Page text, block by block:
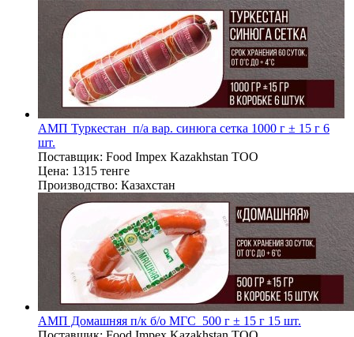
АМП Туркестан п/а вар. синюга сетка 1000 г ± 15 г 6
шт.
Поставщик: Food Impex Kazakhstan TOO
Цена: 1315 тенге
Производство: Казахстан
АМП Домашняя п/к б/о МГС 500 г ± 15 г 15 шт.